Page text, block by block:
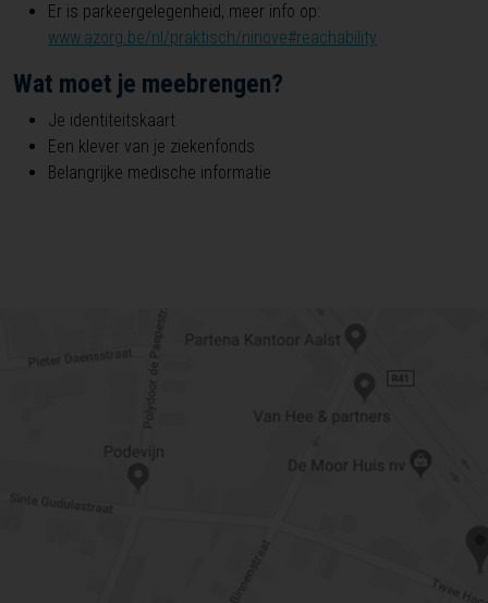
Er is parkeergelegenheid, meer info op:
www.azorg.be/nl/praktisch/ninove#reachability
Wat moet je meebrengen?
Je identiteitskaart
Een klever van je ziekenfonds
Belangrijke medische informatie